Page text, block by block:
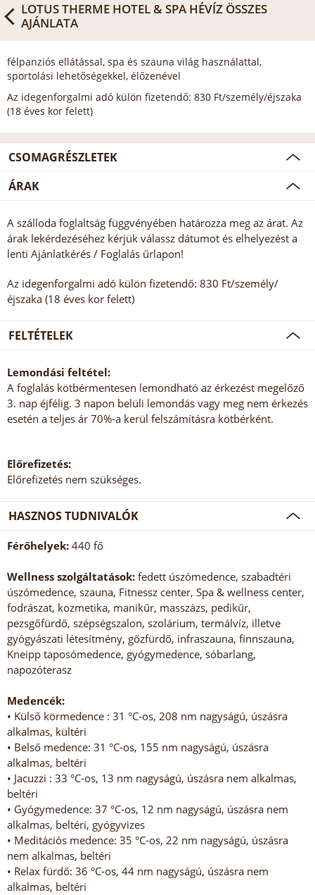
LOTUS THERME HOTEL & SPA HÉVÍZ ÖSSZES
AJÁNLATA
félpanziós ellátással, spa és szauna világ használattal,
sportolási lehetőségekkel, élőzenével
Az idegenforgalmi adó külön fizetendő: 830 Ft/személy/éjszaka
(18 éves kor felett)
CSOMAGRÉSZLETEK
ÁRAK
A szálloda foglaltság függvényében határozza meg az árat. Az
árak lekérdezéséhez kérjük válassz dátumot és elhelyezést a
lenti Ajánlatkérés / Foglalás űrlapon!
Az idegenforgalmi adó külön fizetendő: 830 Ft/személy/
éjszaka (18 éves kor felett)
FELTÉTELEK
Lemondási feltétel:
A foglalás kötbérmentesen lemondható az érkezést megelőző
3. nap éjfélig. 3 napon belüli lemondás vagy meg nem érkezés
esetén a teljes ár 70%-a kerül felszámításra kötbérként.
Előrefizetés:
Előrefizetés nem szükséges.
HASZNOS TUDNIVALÓK
Férőhelyek: 440 fő
Wellness szolgáltatások: fedett úszómedence, szabadtéri
úszómedence, szauna, Fitnessz center, Spa & wellness center,
fodrászat, kozmetika, manikűr, masszázs, pedikűr,
pezsgőfürdő, szépségszalon, szolárium, termálvíz, illetve
gyógyászati létesítmény, gőzfürdő, infraszauna, finnszauna,
Kneipp taposómedence, gyógymedence, sóbarlang,
napozóterasz
Medencék:
• Külső körmedence : 31 °C-os, 208 nm nagyságú, úszásra
alkalmas, kültéri
• Belső medence: 31 °C-os, 155 nm nagyságú, úszásra
alkalmas, beltéri
• Jacuzzi : 33 °C-os, 13 nm nagyságú, úszásra nem alkalmas,
beltéri
• Gyógymedence: 37 °C-os, 12 nm nagyságú, úszásra nem
alkalmas, beltéri, gyógyvizes
• Meditációs medence: 35 °C-os, 22 nm nagyságú, úszásra
nem alkalmas, beltéri
• Relax fürdő: 36 °C-os, 44 nm nagyságú, úszásra nem
alkalmas, beltéri